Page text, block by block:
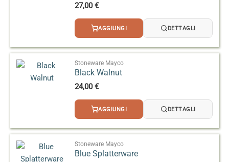
27,00€
AGGIUNGI DETTAGLI
Stoneware Mayco
Black Walnut
24,00€
AGGIUNGI DETTAGLI
Stoneware Mayco
Blue Splatterware